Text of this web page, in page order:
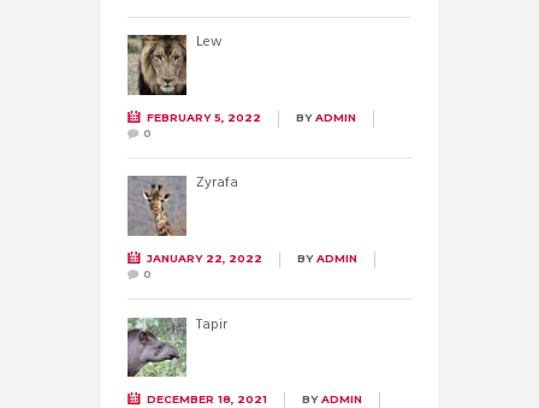
Lew
FEBRUARY 5, 2022 BYADMIN
0
Żyrafa
JANUARY 22, 2022 BYADMIN
0
Tapir
DECEMBER 18, 2021 BYADMIN